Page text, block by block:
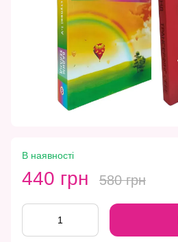
В наявності
440 грн 580 грн